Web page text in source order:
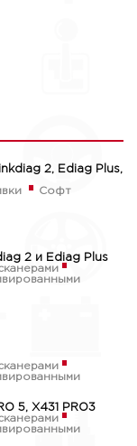
2, Ediag Plus,
Софт
2 и Ediag Plus
5, X431 PRO3